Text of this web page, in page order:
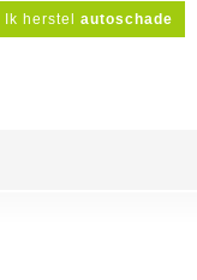
Ik herstel autoschade